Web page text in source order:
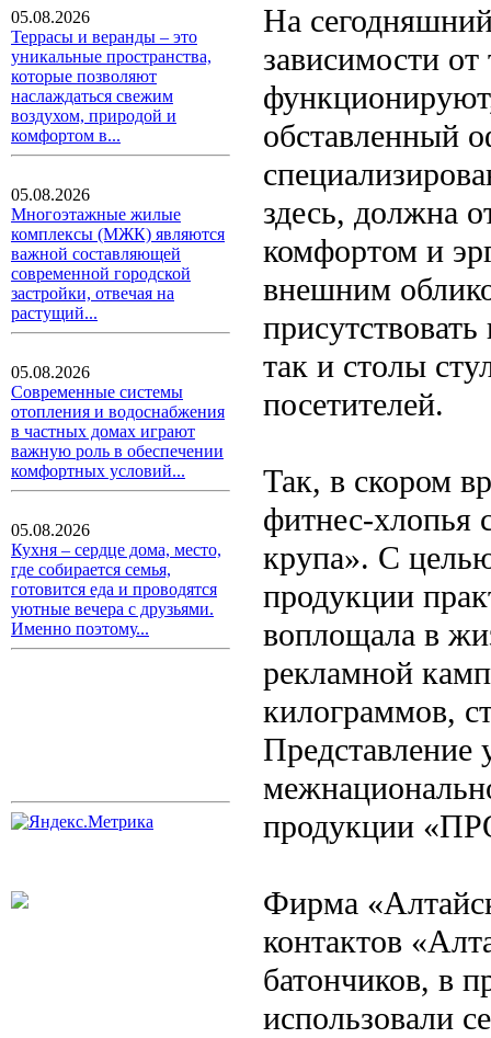
05.08.2026
Террасы и веранды – это
уникальные пространства,
которые позволяют
наслаждаться свежим
воздухом, природой и
комфортом в...
05.08.2026
Многоэтажные жилые
комплексы (МЖК) являются
важной составляющей
современной городской
застройки, отвечая на
растущий...
05.08.2026
Современные системы
отопления и водоснабжения
в частных домах играют
важную роль в обеспечении
комфортных условий...
05.08.2026
Кухня – сердце дома, место,
где собирается семья,
готовится еда и проводятся
уютные вечера с друзьями.
Именно поэтому...
На
зависимости
обставленный
здесь, должна
комфортом и
внешним
так и столы
посетителей.
Так, в скором
фитнес-хлопья
крупа». С
продукции
воплощала в
рекламной
килограммов,
Представление
продукции
Фирма
контактов
батончиков, в
использовали